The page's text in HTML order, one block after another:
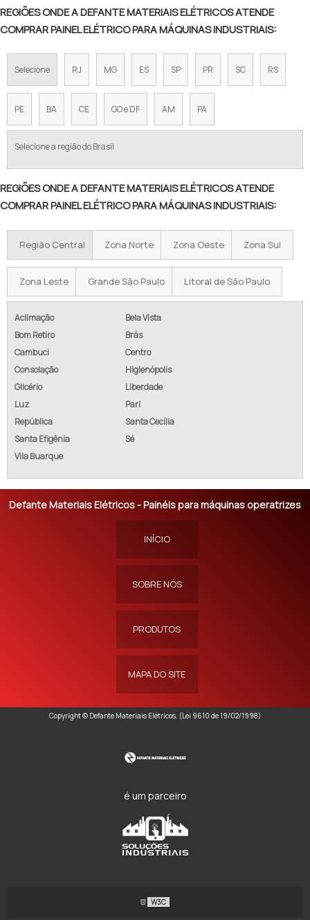
REGIÕES ONDE A DEFANTE MATERIAIS ELÉTRICOS ATENDE
COMPRAR PAINEL ELÉTRICO PARA MÁQUINAS INDUSTRIAIS:
Selecione RJ MG ES SP PR SC RS
PE BA CE GO e DF AM PA
Selecione a região do Brasil
REGIÕES ONDE A DEFANTE MATERIAIS ELÉTRICOS ATENDE
COMPRAR PAINEL ELÉTRICO PARA MÁQUINAS INDUSTRIAIS:
Região Central Zona Norte Zona Oeste Zona Sul
Zona Leste Grande São Paulo Litoral de São Paulo
Aclimação
Bela Vista
Bom Retiro
Brás
Cambuci
Centro
Consolação
Higienópolis
Glicério
Liberdade
Luz
Pari
República
Santa Cecília
Santa Efigênia
Sé
Vila Buarque
Defante Materiais Elétricos - Painéis para máquinas operatrizes
INÍCIO
SOBRE NÓS
PRODUTOS
MAPA DO SITE
Copyright © Defante Materiais Elétricos. (Lei 9610 de 19/02/1998)
é um parceiro
W3C